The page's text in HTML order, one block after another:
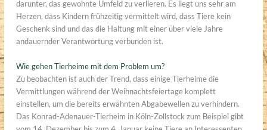
darunter, das gewohnte Umfeld zu verlieren. Es liegt uns sehr am
Herzen, dass Kindern frühzeitig vermittelt wird, dass Tiere kein
Geschenk sind und das die Haltung mit einer über viele Jahre
andauernder Verantwortung verbunden ist.
Wie gehen Tierheime mit dem Problem um?
Zu beobachten ist auch der Trend, dass einige Tierheime die
Vermittlungen während der Weihnachtsfeiertage komplett
einstellen, um die bereits erwähnten Abgabewellen zu verhindern.
Das Konrad-Adenauer-Tierheim in Köln-Zollstock zum Beispiel gibt